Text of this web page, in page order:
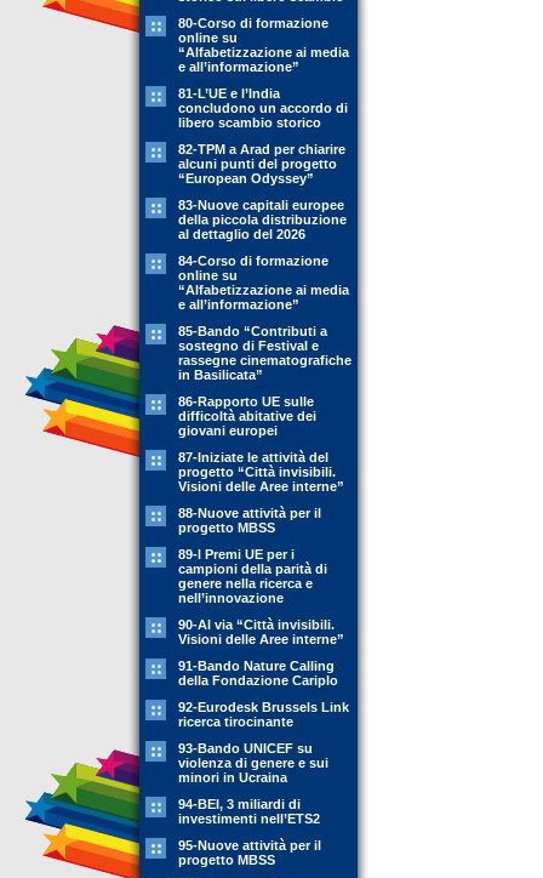
80-Corso di formazione
online su
“Alfabetizzazione ai media
e all’informazione”
81-L’UE e l’India
concludono un accordo di
libero scambio storico
82-TPM a Arad per chiarire
alcuni punti del progetto
“European Odyssey”
83-Nuove capitali europee
della piccola distribuzione
al dettaglio del 2026
84-Corso di formazione
online su
“Alfabetizzazione ai media
e all’informazione”
85-Bando “Contributi a
sostegno di Festival e
rassegne cinematografiche
in Basilicata”
86-Rapporto UE sulle
difficoltà abitative dei
giovani europei
87-Iniziate le attività del
progetto “Città invisibili.
Visioni delle Aree interne”
88-Nuove attività per il
progetto MBSS
89-l Premi UE per i
campioni della parità di
genere nella ricerca e
nell’innovazione
90-Al via “Città invisibili.
Visioni delle Aree interne”
91-Bando Nature Calling
della Fondazione Cariplo
92-Eurodesk Brussels Link
ricerca tirocinante
93-Bando UNICEF su
violenza di genere e sui
minori in Ucraina
94-BEI, 3 miliardi di
investimenti nell’ETS2
95-Nuove attività per il
progetto MBSS